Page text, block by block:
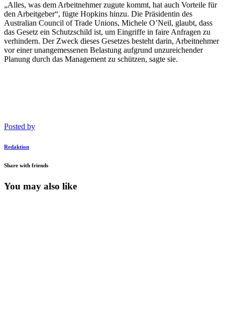
„Alles, was dem Arbeitnehmer zugute kommt, hat auch Vorteile für
den Arbeitgeber“, fügte Hopkins hinzu. Die Präsidentin des
Australian Council of Trade Unions, Michele O’Neil, glaubt, dass
das Gesetz ein Schutzschild ist, um Eingriffe in faire Anfragen zu
verhindern. Der Zweck dieses Gesetzes besteht darin, Arbeitnehmer
vor einer unangemessenen Belastung aufgrund unzureichender
Planung durch das Management zu schützen, sagte sie.
Posted by
Redaktion
Share with friends
You may also like